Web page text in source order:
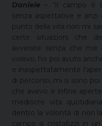
Daniele – “Il campo è
senza aspettative e
punto della vita non mi
certe situazioni che
avverate senza che me
volevo; ho poi avuto
e inaspettatamente
di percorso, mi si sono
che avevo e infine
mediocre vita
dentro la volontà di non
campo si cristallizzi in